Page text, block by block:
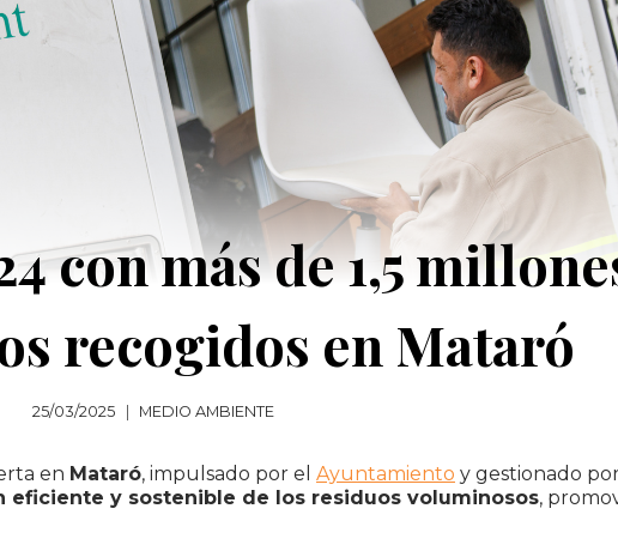
con más de 1,5
recogidos en Mataró
25/03/2025 MEDIO AMBIENTE
en Mataró, impulsado por el Ayuntamiento y gestionado
eficiente y sostenible de los residuos voluminosos,